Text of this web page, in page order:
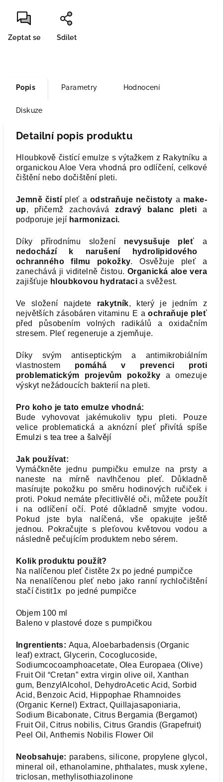
Zeptat se Sdílet
Popis Parametry Hodnocení
Diskuze
Detailní popis produktu
Hloubkově čistící emulze s výtažkem z Rakytníku a
organickou Aloe Vera vhodná pro odlíčení, celkové
čištění nebo dočištění pleti.
Jemně čistí pleť a odstraňuje nečistoty a make-
up, přičemž zachovávázdravý balanc pleti a
podporuje její harmonizaci.
Díky přírodnímu složení nevysušuje pleť a
nedochází k narušení hydrolipidového
ochranného filmu pokožky. Osvěžuje pleť a
zanechává ji viditelně čistou. Organická aloe vera
zajišťuje hloubkovou hydrataci a svěžest.
Ve složení najdete rakytník, který je jedním z
největších zásobáren vitaminu E aochraňuje pleť
před působením volných radikálů a oxidačním
stresem. Pleť regeneruje a zjemňuje.
Díky svým antiseptickým a antimikrobiálním
vlastnostem pomáhá v prevenci proti
problematickým projevům pokožky a omezuje
výskyt nežádoucích bakterií na pleti.
Pro koho je tato emulze vhodná:
Bude vyhovovat jakémukoliv typu pleti. Pouze
velice problematická a aknózní pleť přivítá spíše
Emulzi s tea tree a šalvějí
Jak používat:
Vymáčkněte jednu pumpičku emulze na prsty a
naneste na mírně navlhčenou pleť. Důkladně
masírujte pokožku po směru hodinových ručiček i
proti. Pokud nemáte přecitlivělé oči, můžete použít
i na odlíčení očí. Poté důkladně smyjte vodou.
Pokud jste byla nalíčená, vše opakujte ještě
jednou. Pokračujte s pleťovou květovou vodou a
následně pečujícím produktem nebo sérem.
Kolik produktu použít?
Na nalíčenou pleť čistěte 2x po jedné pumpičce
Na nenalíčenou pleť nebo jako ranní rychločištění
stačí čistit1x po jedné pumpičce
Objem 100 ml
Baleno v plastové doze s pumpičkou
Ingrentients: Aqua, Aloebarbadensis (Organic
leaf) extract, Glycerin, Cocoglucoside,
Sodiumcocoamphoacetate, Olea Europaea (Olive)
Fruit Oil “Cretan” extra virgin olive oil, Xanthan
gum, BenzylAlcohol, DehydroAcetic Acid, Sorbid
Acid, Benzoic Acid, Hippophae Rhamnoides
(Organic Kernel) Extract, Quillajasaponiaria,
Sodium Bicabonate, Citrus Bergamia (Bergamot)
Fruit Oil, Citrus nobilis, Citrus Grandis (Grapefruit)
Peel Oil, Anthemis Nobilis Flower Oil
Neobsahuje: parabens, silicone, propylene glycol,
mineral oil, ethanolamine, phthalates, musk xylene,
triclosan, methylisothiazolinone